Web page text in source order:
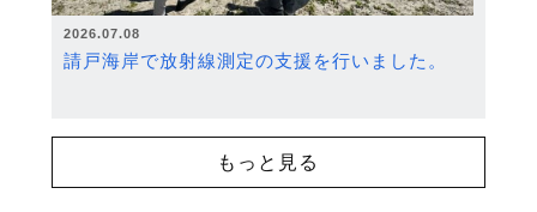
2026.07.08
請戸海岸で放射線測定の支援を行いました。
もっと見る